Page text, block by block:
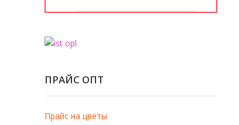
ПРАЙС ОПТ
Прайс на цветы